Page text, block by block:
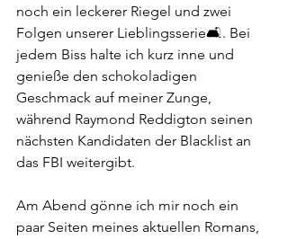
noch ein leckerer Riegel und zwei
Folgen unserer Lieblingsserie🛋️. Bei
jedem Biss halte ich kurz inne und
genieße den schokoladigen
Geschmack auf meiner Zunge,
während Raymond Reddigton seinen
nächsten Kandidaten der Blacklist an
das FBI weitergibt.
Am Abend gönne ich mir noch ein
paar Seiten meines aktuellen Romans,